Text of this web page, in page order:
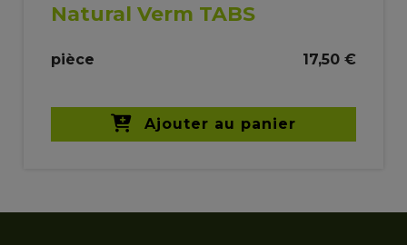
Natural Verm TABS
pièce 17,50 €
Ajouter au panier